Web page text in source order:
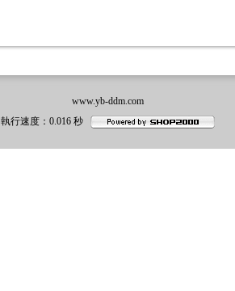
www.yb-ddm.com
執行速度：0.016 秒